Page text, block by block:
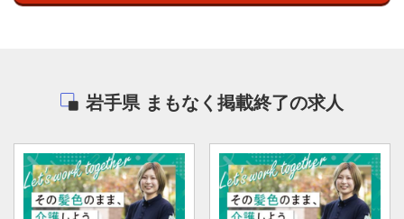
岩手県 まもなく掲載終了の求人